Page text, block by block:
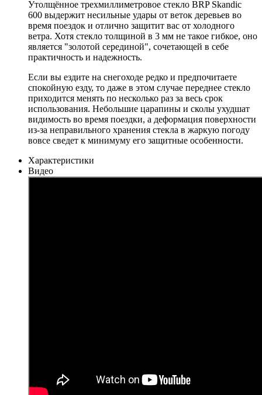
Утолщённое трехмиллиметровое стекло BRP Skandic
600 выдержит несильные удары от веток деревьев во
время поездок и отлично защитит вас от холодного
ветра. Хотя стекло толщиной в 3 мм не такое гибкое, оно
является "золотой серединой", сочетающей в себе
практичность и надежность.
Если вы ездите на снегоходе редко и предпочитаете
спокойную езду, то даже в этом случае переднее стекло
приходится менять по несколько раз за весь срок
использования. Небольшие царапины и сколы ухудшат
видимость во время поездки, а деформация поверхности
из-за неправильного хранения стекла в жаркую погоду
вовсе сведет к минимуму его защитные особенности.
Характеристики
Видео